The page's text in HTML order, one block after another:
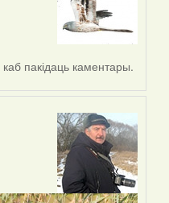
каб пакідаць каментары.